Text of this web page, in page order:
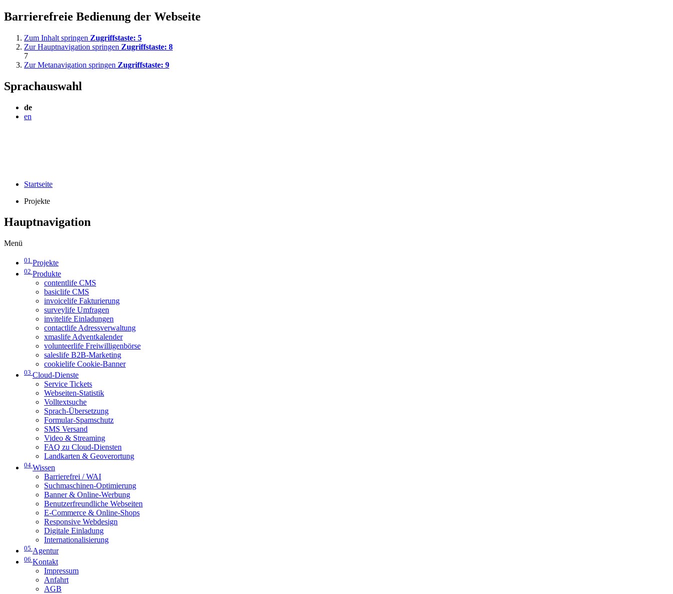
Barrierefreie Bedienung der Webseite
Zum Inhalt springen Zugriffstaste: 5
Zur Hauptnavigation springen Zugriffstaste: 8
7
Zur Metanavigation springen Zugriffstaste: 9
Sprachauswahl
de
en
Startseite
Projekte
Hauptnavigation
Menü
01 Projekte
02 Produkte
contentlife CMS
basiclife CMS
invoicelife Fakturierung
surveylife Umfragen
invitelife Einladungen
contactlife Adressverwaltung
xmaslife Adventkalender
volunteerlife Freiwilligenbörse
saleslife B2B-Marketing
cookielife Cookie-Banner
03 Cloud-Dienste
Service Tickets
Webseiten-Statistik
Volltextsuche
Sprach-Übersetzung
Formular-Spamschutz
SMS Versand
Video & Streaming
FAQ zu Cloud-Diensten
Landkarten & Geoverortung
04 Wissen
Barrierefrei / WAI
Suchmaschinen-Optimierung
Banner & Online-Werbung
Benutzerfreundliche Webseiten
E-Commerce & Online-Shops
Responsive Webdesign
Digitale Einladung
Internationalisierung
05 Agentur
06 Kontakt
Impressum
Anfahrt
AGB